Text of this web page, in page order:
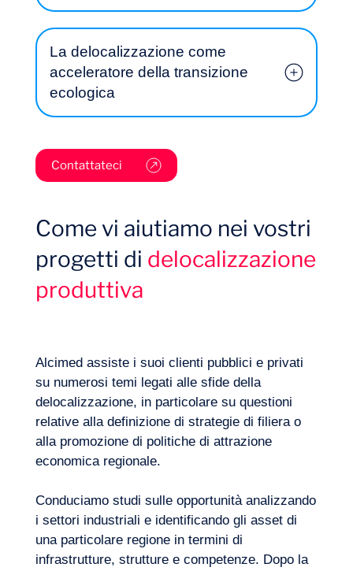
Diario di bordo
Quale strategia devo attuare per
La delocalizzazione come
acceleratore della transizione
ecologica
Contattateci
Come vi aiutiamo nei vostri
progetti di delocalizzazione
produttiva
Alcimed assiste i suoi clienti pubblici e privati
su numerosi temi legati alle sfide della
delocalizzazione, in particolare su questioni
relative alla definizione di strategie di filiera o
alla promozione di politiche di attrazione
economica regionale.
Conduciamo studi sulle opportunità analizzando
i settori industriali e identificando gli asset di
una particolare regione in termini di
infrastrutture, strutture e competenze. Dopo la